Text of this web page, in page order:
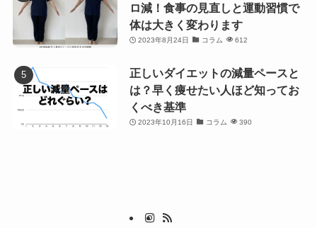
ロ減！食事の見直しと運動習慣で
体は大きく変わります
2023年8月24日 コラム 612
正しいダイエットの減量ペースと
は？早く痩せたい人ほど知ってお
くべき基準
2023年10月16日 コラム 390